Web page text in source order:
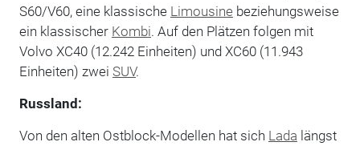
S60/V60, eine klassische Limousine beziehungsweise
ein klassischer Kombi. Auf den Plätzen folgen mit
Volvo XC40 (12.242 Einheiten) und XC60 (11.943
Einheiten) zwei SUV.
Russland:
Von den alten Ostblock-Modellen hat sich Lada längst